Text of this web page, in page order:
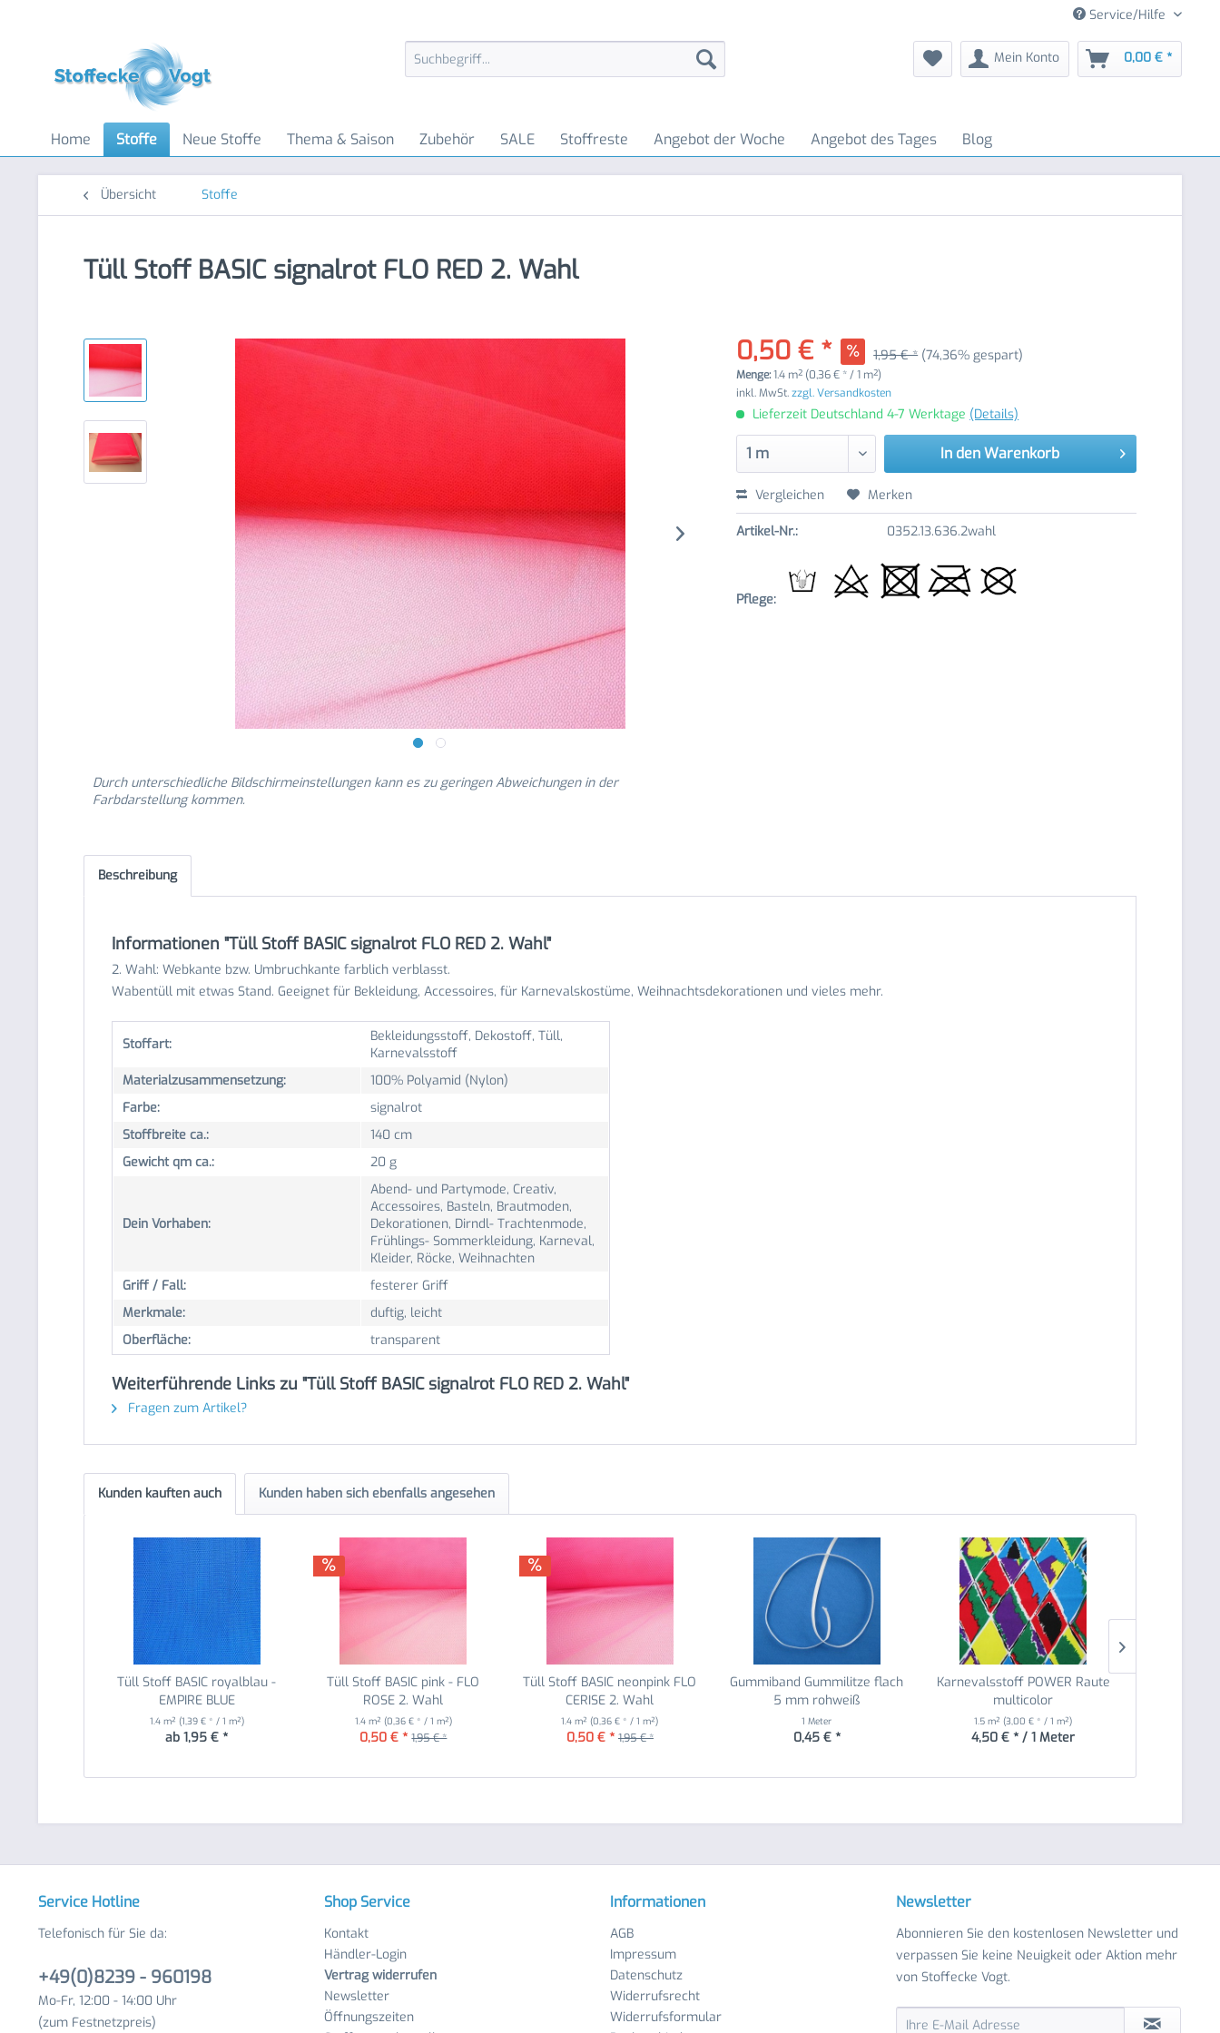
Service/Hilfe
Mein Konto 0,00 € *
Home Stoffe Neue Stoffe Thema & Saison Zubehör SALE Stoffreste Angebot der Woche Angebot des Tages Blog
Übersicht Stoffe
Tüll Stoff BASIC signalrot FLO RED 2. Wahl
Durch unterschiedliche Bildschirmeinstellungen kann es zu geringen Abweichungen in der
Farbdarstellung kommen.
0,50 € * 1,95 € * (74,36% gespart)
Menge:1.4 m² (0,36 € * / 1 m²)
inkl. MwSt.zzgl. Versandkosten
Lieferzeit Deutschland 4-7 Werktage (Details)
In den Warenkorb
Vergleichen Merken
Artikel-Nr.: 0352.13.636.2wahl
Pflege:
Beschreibung
Informationen "Tüll Stoff BASIC signalrot FLO RED 2. Wahl"
2. Wahl: Webkante bzw. Umbruchkante farblich verblasst.
Wabentüll mit etwas Stand. Geeignet für Bekleidung, Accessoires, für Karnevalskostüme, Weihnachtsdekorationen und vieles mehr.
Stoffart:
Bekleidungsstoff, Dekostoff, Tüll,
Karnevalsstoff
Materialzusammensetzung:
100% Polyamid (Nylon)
Farbe:
signalrot
Stoffbreite ca.:
140 cm
Gewicht qm ca.:
20 g
Dein Vorhaben:
Abend- und Partymode, Creativ,
Accessoires, Basteln, Brautmoden,
Dekorationen, Dirndl- Trachtenmode,
Frühlings- Sommerkleidung, Karneval,
Kleider, Röcke, Weihnachten
Griff / Fall:
festerer Griff
Merkmale:
duftig, leicht
Oberfläche:
transparent
Weiterführende Links zu "Tüll Stoff BASIC signalrot FLO RED 2. Wahl"
Fragen zum Artikel?
Kunden kauften auch Kunden haben sich ebenfalls angesehen
Tüll Stoff BASIC royalblau -
EMPIRE BLUE
1.4 m² (1,39 € * / 1 m²)
ab 1,95 € *
Tüll Stoff BASIC pink - FLO
ROSE 2. Wahl
1.4 m² (0,36 € * / 1 m²)
0,50 € * 1,95 € *
Tüll Stoff BASIC neonpink FLO
CERISE 2. Wahl
1.4 m²(0,36 € * / 1 m²)
0,50 € * 1,95 € *
Gummiband Gummilitze flach
5 mm rohweiß
1 Meter
0,45 € *
Karnevalsstoff POWER Raute
multicolor
1.5 m²(3,00 € * / 1 m²)
4,50 € * / 1 Meter
Service Hotline
Telefonisch für Sie da:
+49(0)8239 - 960198
Mo-Fr, 12:00 - 14:00 Uhr
(zum Festnetzpreis)
Shop Service
Kontakt
Händler-Login
Vertrag widerrufen
Newsletter
Öffnungszeiten
Informationen
AGB
Impressum
Datenschutz
Widerrufsrecht
Widerrufsformular
Newsletter
Abonnieren Sie den kostenlosen Newsletter und
verpassen Sie keine Neuigkeit oder Aktion mehr
von Stoffecke Vogt.